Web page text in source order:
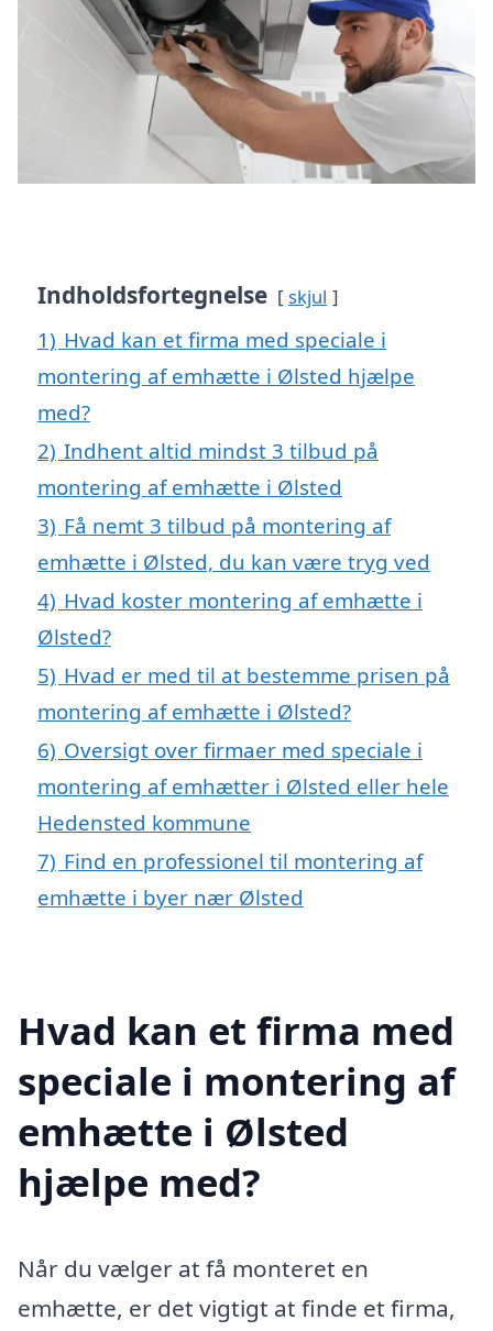
Indholdsfortegnelse skjul
1) Hvad kan et firma med speciale i
montering af emhætte i Ølsted hjælpe
med?
2) Indhent altid mindst 3 tilbud på
montering af emhætte i Ølsted
3) Få nemt 3 tilbud på montering af
emhætte i Ølsted, du kan være tryg ved
4) Hvad koster montering af emhætte i
Ølsted?
5) Hvad er med til at bestemme prisen på
montering af emhætte i Ølsted?
6) Oversigt over firmaer med speciale i
montering af emhætter i Ølsted eller hele
Hedensted kommune
7) Find en professionel til montering af
emhætte i byer nær Ølsted
Hvad kan et firma med
speciale i montering af
emhætte i Ølsted
hjælpe med?
Når du vælger at få monteret en
emhætte, er det vigtigt at finde et firma,